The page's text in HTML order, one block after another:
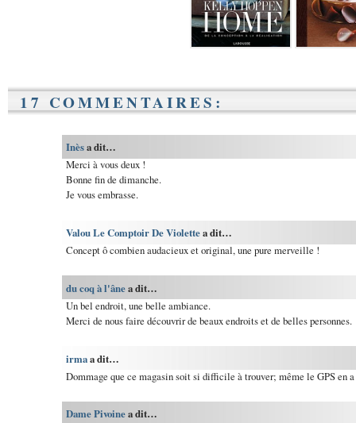
17 COMMENTAIRES:
Inèsa dit…
Merci à vous deux !
Bonne fin de dimanche.
Je vous embrasse.
Valou Le Comptoir De Violettea dit…
Concept ô combien audacieux et original, une pure merveille !
du coq à l'ânea dit…
Un bel endroit, une belle ambiance.
Merci de nous faire découvrir de beaux endroits et de belles personnes.
irmaa dit…
Dommage que ce magasin soit si difficile à trouver; même le GPS en
Dame Pivoinea dit…